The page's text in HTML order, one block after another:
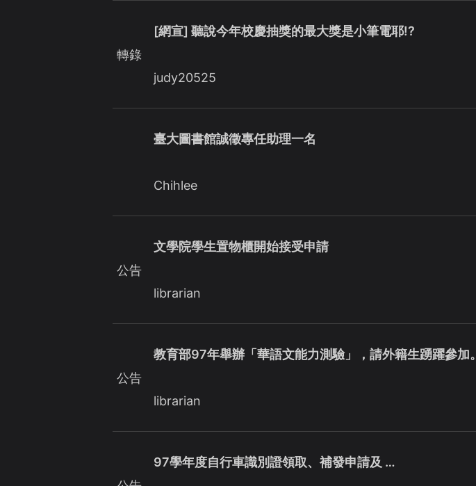
轉錄
[網宣] 聽說今年校慶抽獎的最大獎是小筆電耶!?
judy20525
臺大圖書館誠徵專任助理一名
Chihlee
公告
文學院學生置物櫃開始接受申請
librarian
公告
教育部97年舉辦「華語文能力測驗」，請外籍生踴躍參加。
librarian
97學年度自行車識別證領取、補發申請及 …